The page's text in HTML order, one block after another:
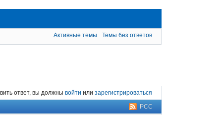
Активные темы Темы без ответов
ответ, вы должны войти или зарегистрироваться
РСС